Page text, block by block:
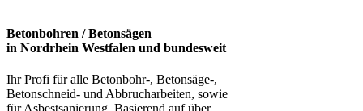
Betonbohren / Betonsägen
in Nordrhein Westfalen und bundesweit
Ihr Profi für alle Betonbohr-, Betonsäge-,
Betonschneid- und Abbrucharbeiten, sowie
für Asbestsanierung. Basierend auf über